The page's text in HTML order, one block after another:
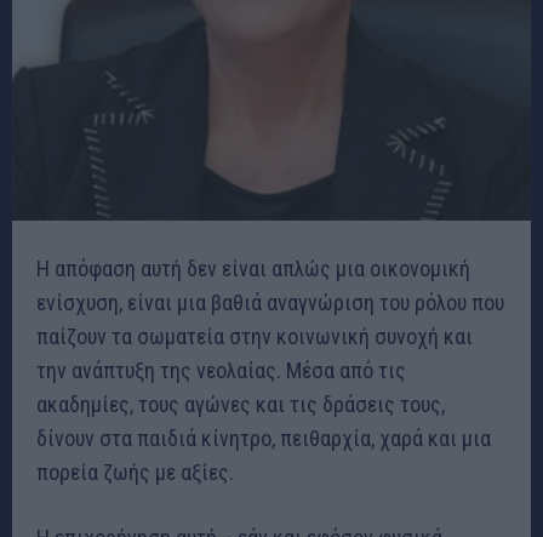
Η απόφαση αυτή δεν είναι απλώς μια οικονομική
ενίσχυση, είναι μια βαθιά αναγνώριση του ρόλου που
παίζουν τα σωματεία στην κοινωνική συνοχή και
την ανάπτυξη της νεολαίας. Μέσα από τις
ακαδημίες, τους αγώνες και τις δράσεις τους,
δίνουν στα παιδιά κίνητρο, πειθαρχία, χαρά και μια
πορεία ζωής με αξίες.